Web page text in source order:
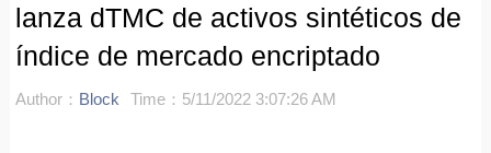
lanza dTMC de activos sintéticos de
índice de mercado encriptado
Author： Block Time：5/11/2022 3:07:26 AM